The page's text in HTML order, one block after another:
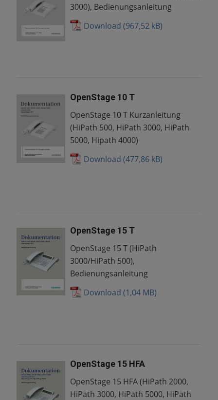
3000), Bedienungsanleitung
Download
OpenStage 10 T
OpenStage 10 T Kurzanleitung
(HiPath 500, HiPath 3000, HiPath
5000, Hipath 4000)
Download
OpenStage 15 T
OpenStage 15 T (HiPath
3000/HiPath 500),
Bedienungsanleitung
Download
OpenStage 15 HFA
OpenStage 15 HFA (HiPath 2000,
HiPath 3000, HiPath 5000, HiPath